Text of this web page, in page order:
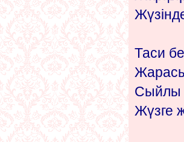
Таси
Сыйлы
Жүзге